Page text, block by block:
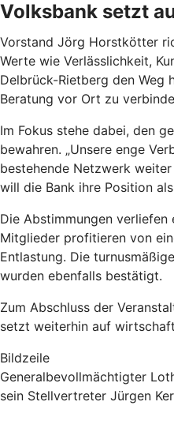
Volksbank setzt
Vorstand Jörg Horstkötter
Werte wie Verlässlichkeit,
Delbrück-Rietberg den Weg
Beratung vor Ort zu
Im Fokus stehe dabei, den
bewahren. „Unsere enge
bestehende Netzwerk
will die Bank ihre Position
Die Abstimmungen verliefen
Mitglieder profitieren von
Entlastung. Die
wurden ebenfalls bestätigt.
Zum Abschluss der
setzt weiterhin auf
Bildzeile
Generalbevollmächtigter
sein Stellvertreter Jürgen